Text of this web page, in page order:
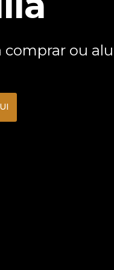
comprar ou